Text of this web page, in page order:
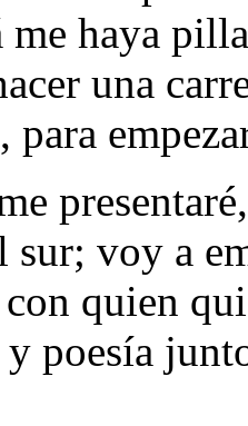
haya
una
para
sur; voy a
quien
poesía